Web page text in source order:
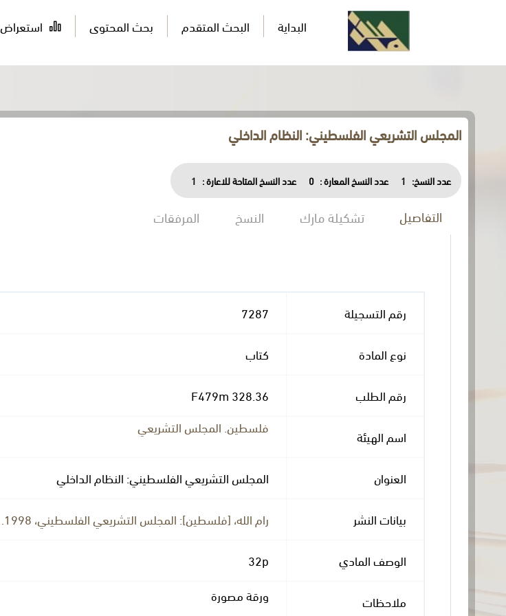
البداية البحث المتقدم بحث المحتوى استعراض
المجلس التشريعي الفلسطيني: النظام الداخلي
عدد النسخ: 1 عدد النسخ المعارة : 0 عدد النسخ المتاحة للاعارة : 1
التفاصيل تشكيلة مارك النسخ المرفقات
رقم التسجيلة 7287
نوع المادة كتاب
رقم الطلب 328.36 F479m
اسم الهيئة
فلسطين. المجلس التشريعي
العنوان المجلس التشريعي الفلسطيني: النظام الداخلي
بيانات النشر رام الله، [فلسطين]: المجلس التشريعي الفلسطيني، 1998.
الوصف المادي 32p
ملاحظات ورقة مصورة